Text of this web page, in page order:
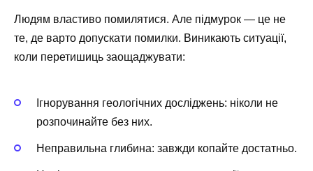
Людям властиво помилятися. Але підмурок — це не
те, де варто допускати помилки. Виникають ситуації,
коли перетишиць заощаджувати:
Ігнорування геологічних досліджень: ніколи не
розпочинайте без них.
Неправильна глибина: завжди копайте достатньо.